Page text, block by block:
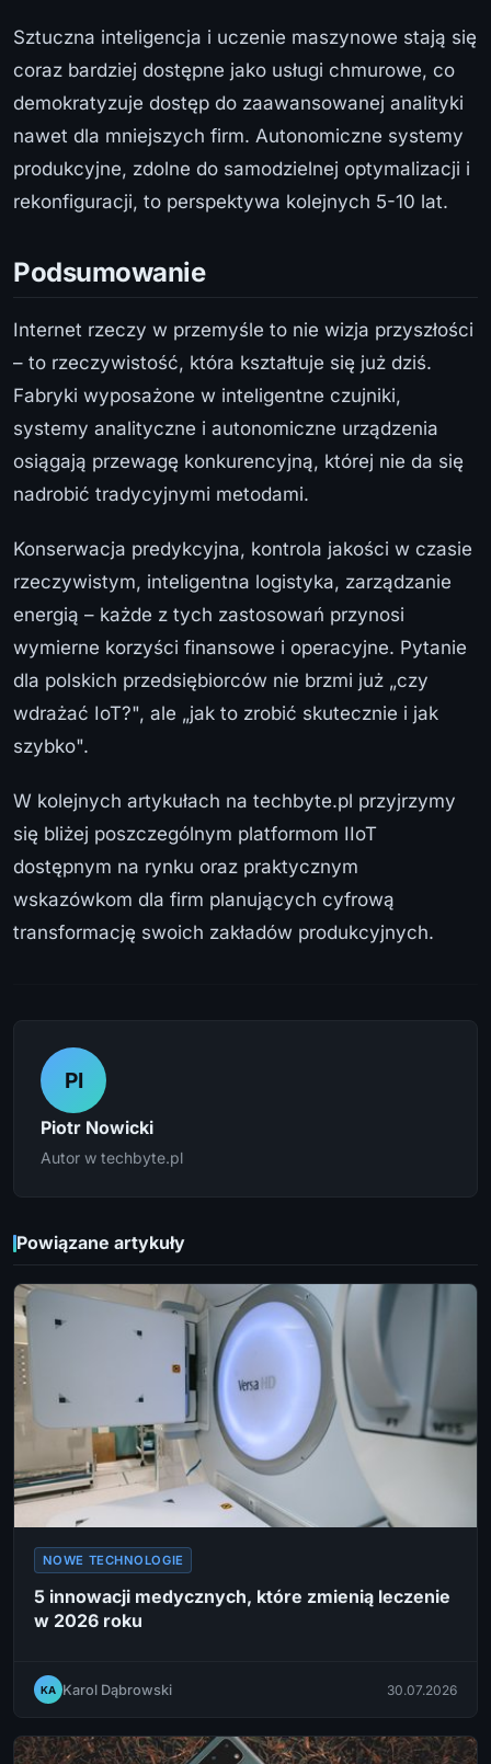
Sztuczna inteligencja i uczenie maszynowe stają się
coraz bardziej dostępne jako usługi chmurowe, co
demokratyzuje dostęp do zaawansowanej analityki
nawet dla mniejszych firm. Autonomiczne systemy
produkcyjne, zdolne do samodzielnej optymalizacji i
rekonfiguracji, to perspektywa kolejnych 5-10 lat.
Podsumowanie
Internet rzeczy w przemyśle to nie wizja przyszłości
– to rzeczywistość, która kształtuje się już dziś.
Fabryki wyposażone w inteligentne czujniki,
systemy analityczne i autonomiczne urządzenia
osiągają przewagę konkurencyjną, której nie da się
nadrobić tradycyjnymi metodami.
Konserwacja predykcyjna, kontrola jakości w czasie
rzeczywistym, inteligentna logistyka, zarządzanie
energią – każde z tych zastosowań przynosi
wymierne korzyści finansowe i operacyjne. Pytanie
dla polskich przedsiębiorców nie brzmi już „czy
wdrażać IoT?", ale „jak to zrobić skutecznie i jak
szybko".
W kolejnych artykułach na techbyte.pl przyjrzymy
się bliżej poszczególnym platformom IIoT
dostępnym na rynku oraz praktycznym
wskazówkom dla firm planujących cyfrową
transformację swoich zakładów produkcyjnych.
PI
Piotr Nowicki
Autor w techbyte.pl
Powiązane artykuły
NOWE TECHNOLOGIE
5 innowacji medycznych, które zmienią leczenie
w 2026 roku
KA Karol Dąbrowski 30.07.2026